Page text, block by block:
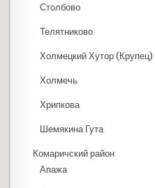
Столбово
Телятниково
Холмецкий Хутор (Крупец)
Холмечь
Хрипкова
Шемякина Гута
Комаричский район
Апажа